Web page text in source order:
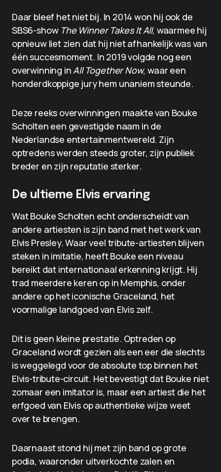
Daar bleef het niet bij. In 2014 won hij ook de
SBS6-show The Winner Takes It All, waarmee hij
opnieuw liet zien dat hij niet afhankelijk was van
één succesmoment. In 2019 volgde nog een
overwinning inAll Together Now, waar een
honderdkoppige jury hem unaniem steunde.
Deze reeks overwinningen maakte van Bouke
Scholten een gevestigde naam in de
Nederlandse entertainmentwereld. Zijn
optredens werden steeds groter, zijn publiek
breder en zijn reputatie sterker.
De ultieme Elvis ervaring
Wat Bouke Scholten echt onderscheidt van
andere artiesten is zijn band met het werk van
Elvis Presley. Waar veel tribute-artiesten blijven
steken in imitatie, heeft Bouke een niveau
bereikt dat internationaal erkenning krijgt. Hij
trad meerdere keren op in Memphis, onder
andere op het iconische Graceland, het
voormalige landgoed van Elvis zelf.
Dit is geen kleine prestatie. Optreden op
Graceland wordt gezien als een eer die slechts
is weggelegd voor de absolute top binnen het
Elvis-tribute-circuit. Het bevestigt dat Bouke niet
zomaar een imitator is, maar een artiest die het
erfgoed van Elvis op authentieke wijze weet
over te brengen.
Daarnaast stond hij met zijn band op grote
podia, waaronder uitverkochte zalen en